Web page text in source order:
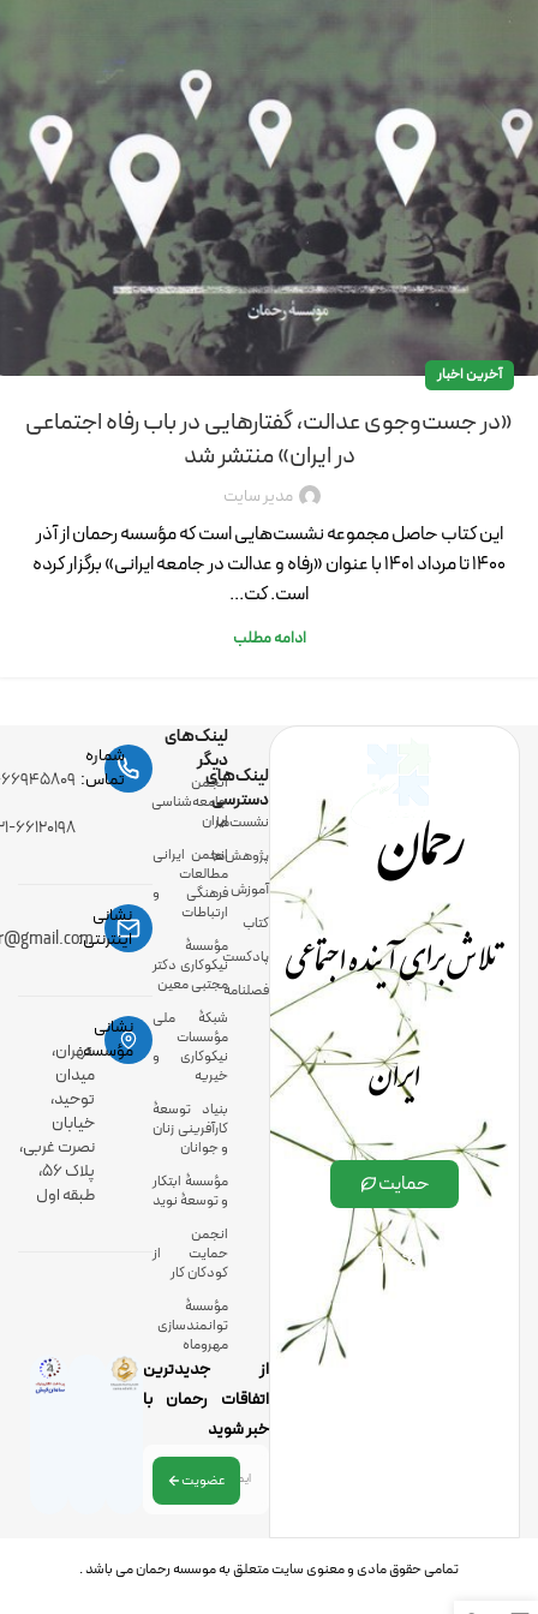
آخرین اخبار
«در جست‌وجوی عدالت، گفتارهایی در باب رفاه اجتماعی
در ایران» منتشر شد
مدیر سایت
این کتاب حاصل مجموعه نشست‌هایی است که مؤسسه رحمان از آذر
۱۴۰۰ تا مرداد ۱۴۰۱ با عنوان «رفاه و عدالت در جامعه ایرانی» برگزار کرده
است. کت...
ادامه مطلب
رحمان
تلاش برای آینده اجتماعی
ایران
حمایت
لینک‌های
دسترسی
نشست‌ها
پژوهش‌ها
آموزش
کتاب
پادکست
فصلنامه
لینک‌های
دیگر
انجمن
جامعه‌شناسی
ایران
انجمن ایرانی
مطالعات
فرهنگی و
ارتباطات
مؤسسۀ
نیکوکاری دکتر
مجتبی معین
شبکۀ ملی
مؤسسات
نیکوکاری و
خیریه
بنیاد توسعۀ
کارآفرینی زنان
و جوانان
مؤسسۀ ابتکار
و توسعۀ نوید
انجمن
حمایت از
کودکان کار
مؤسسۀ
توانمندسازی
مهروماه
شماره
تماس: ۰۲۱-
۰۲۱-
نشانی
اینترنتی:
نشانی
مؤسسه:تهران،
میدان
توحید،
خیابان
نصرت غربی،
پلاک 56،
طبقه اول
از جدیدترین
اتفاقات رحمان با
خبر شوید
عضویت
تمامی حقوق مادی و معنوی سایت متعلق به موسسه رحمان می باشد .